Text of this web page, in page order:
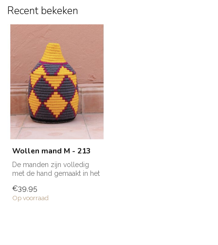
Recent bekeken
Wollen mand M - 213
De manden zijn volledig
met de hand gemaakt in het
man...
€39,95
Op voorraad